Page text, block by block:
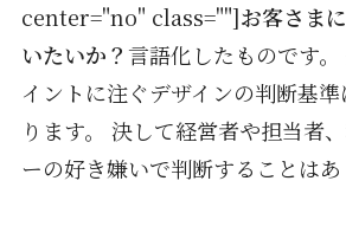
center="no" class=""]お客さま
いたいか？言語化したものです
イントに注ぐデザインの判断基
ります。 決して経営者や担当者
ーの好き嫌いで判断することはあ